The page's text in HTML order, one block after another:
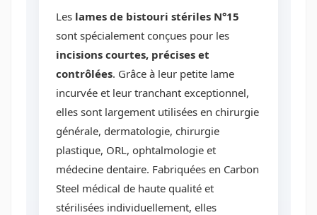
Les lames de bistouri stériles N°15
sont spécialement conçues pour les
incisions courtes, précises et
contrôlées. Grâce à leur petite lame
incurvée et leur tranchant exceptionnel,
elles sont largement utilisées en chirurgie
générale, dermatologie, chirurgie
plastique, ORL, ophtalmologie et
médecine dentaire. Fabriquées en Carbon
Steel médical de haute qualité et
stérilisées individuellement, elles